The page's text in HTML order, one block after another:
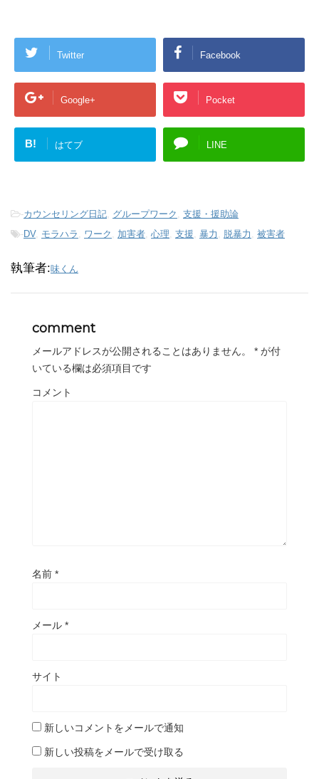
Twitter Facebook
Google+ Pocket
B! はてブ LINE
-カウンセリング日記, グループワーク , 支援・援助論
-DV, モラハラ , ワーク , 加害者, 心理, 支援, 暴力 , 脱暴力 , 被害者
執筆者:味くん
comment
メールアドレスが公開されることはありません。 * が付
いている欄は必須項目です
コメント
名前 *
メール *
サイト
新しいコメントをメールで通知
新しい投稿をメールで受け取る